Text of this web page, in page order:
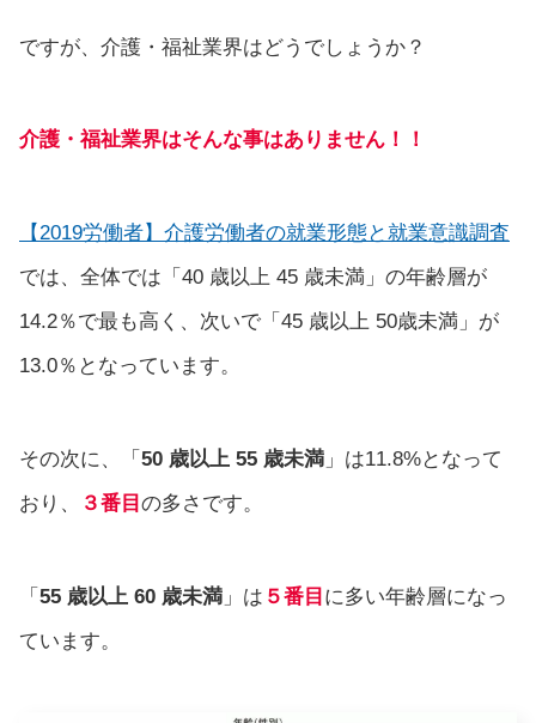
ですが、介護・福祉業界はどうでしょうか？
介護・福祉業界はそんな事はありません！！
【2019労働者】介護労働者の就業形態と就業意識調査
では、全体では「40 歳以上 45 歳未満」の年齢層が
14.2％で最も高く、次いで「45 歳以上 50歳未満」が
13.0％となっています。
その次に、「 50 歳以上 55 歳未満 」は11.8%となって
おり、
３番目 の多さです。
「 55 歳以上 60 歳未満 」は ５番目 に多い年齢層になっ
ています。